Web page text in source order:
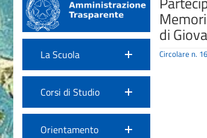
La Scuola
Corsi di Studio
Orientamento
di
Circolare n.